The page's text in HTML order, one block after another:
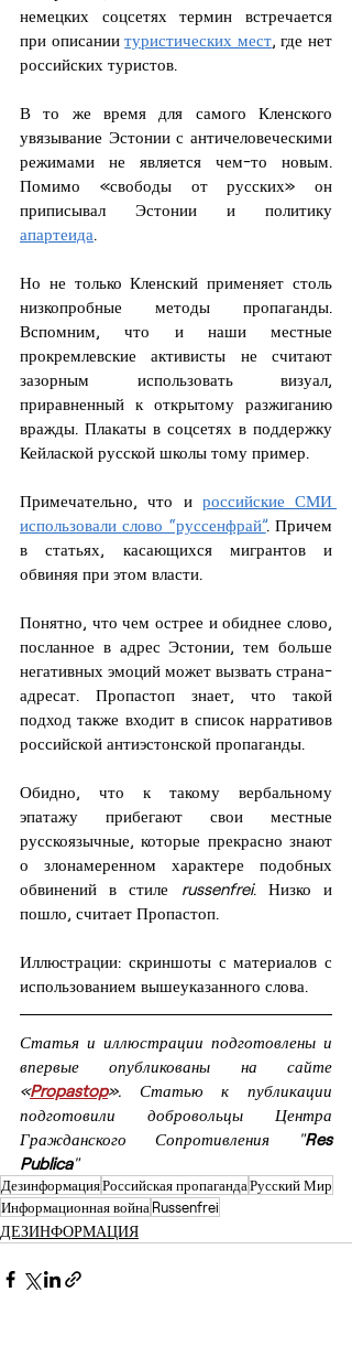
немецких соцсетях термин встречается
при описании туристических мест, где нет
российских туристов.
В то же время для самого Кленского
увязывание Эстонии с античеловеческими
режимами не является чем-то новым.
Помимо «свободы от русских» он
апартеида.
Но не только Кленский применяет столь
низкопробные методы пропаганды.
Вспомним, что и наши местные
прокремлевские активисты не считают
зазорным использовать визуал,
приравненный к открытому разжиганию
вражды. Плакаты в соцсетях в поддержку
Кейлаской русской школы тому пример.
Примечательно, что и российские СМИ
использовали слово “руссенфрай”. Причем
в статьях, касающихся мигрантов и
обвиняя при этом власти.
Понятно, что чем острее и обиднее слово,
посланное в адрес Эстонии, тем больше
негативных эмоций может вызвать страна-
адресат. Пропастоп знает, что такой
подход также входит в список нарративов
российской антиэстонской пропаганды.
Обидно, что к такому вербальному
эпатажу прибегают свои местные
русскоязычные, которые прекрасно знают
о злонамеренном характере подобных
обвинений в стиле russenfrei. Низко и
пошло, считает Пропастоп.
Иллюстрации: скриншоты с материалов с
использованием вышеуказанного слова.
Статья и иллюстрации подготовлены и
впервые опубликованы на сайте
«Propastop». Статью к публикации
подготовили добровольцы Центра
Гражданского Сопротивления "Res
Publica"
ДезинформацияРоссийская пропагандаРусский Мир
Информационная война Russenfrei
ДЕЗИНФОРМАЦИЯ